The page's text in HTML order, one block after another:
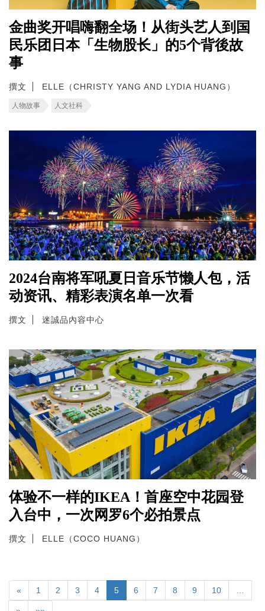
金曲奖开唱嗨翻全场！从街头艺人到国
民乐团日本「生物股长」的5个背後故
事
撰文 ELLE（CHRISTY YANG AND LYDIA HUANG）
人物故事 人文社科
2024台南将军吼夏日音乐节懒人包，活
动资讯、精彩表演名单一次看
撰文 迷誠品內容中心
体验不一样的IKEA！首座空中花园登
入台中，一次网罗6个必拍景点
撰文 ELLE（COCO HUANG）
« 1 2 3 4 5 6 7 8 9 10